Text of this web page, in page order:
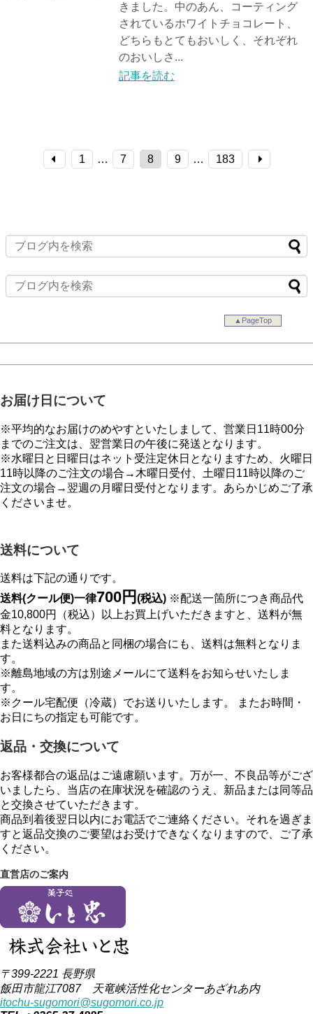
きました。中のあん、コーティング
されているホワイトチョコレート、
どちらもとてもおいしく、それぞれ
のおいしさ...
記事を読む
1 … 7 8 9 … 183
▲PageTop
お届け日について
※平均的なお届けのめやすといたしまして、営業日11時00分
までのご注文は、翌営業日の午後に発送となります。
※水曜日と日曜日はネット受注定休日となりますため、火曜日
11時以降のご注文の場合→木曜日受付、土曜日11時以降のご
注文の場合→翌週の月曜日受付となります。あらかじめご了承
くださいませ。
送料について
送料は下記の通りです。
送料(クール便)一律700円 (税込) ※配送一箇所につき商品代
金10,800円（税込）以上お買上げいただきますと、送料が無
料となります。
また送料込みの商品と同梱の場合にも、送料は無料となりま
す。
※離島地域の方は別途メールにて送料をお知らせいたしま
す。
※クール宅配便（冷蔵）でお送りいたします。 またお時間・
お日にちの指定も可能です。
返品・交換について
お客様都合の返品はご遠慮願います。万が一、不良品等がござ
いましたら、当店の在庫状況を確認のうえ、新品または同等品
と交換させていただきます。
商品到着後翌日以内にお電話でご連絡ください。それを過ぎま
すと返品交換のご要望はお受けできなくなりますので、ご了承
ください。
直営店のご案内
〒399-2221 長野県
飯田市龍江7087 天竜峡活性化センターあざれあ内
itochu-sugomori@sugomori.co.jp